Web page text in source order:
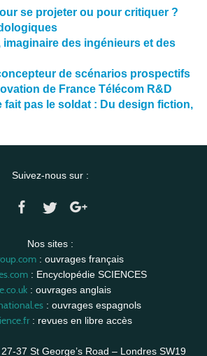
se projeter ou pour critiquer ?
imaginaire des ingénieurs et des
de scénarios prospectifs
de France Télécom R&D
fait pas le soldat : Du design fiction,
Suivez-nous sur :
Nos sites :
: ouvrages français
: Encyclopédie SCIENCES
: ouvrages anglais
: ouvrages espagnols
: revues en libre accès
37 St George’s Road – Londres SW19